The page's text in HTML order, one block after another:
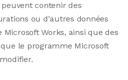
contenir des
ou d'autres données
Works, ainsi que des
le programme Microsoft